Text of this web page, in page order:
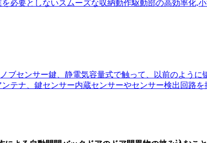
必要としないスムーズな収納動作駆動部の高効率化,
ブセンサー鍵、静電気容量式で触って、以前のよう
テナ、鍵センサー内蔵センサーやセンサー検出回路